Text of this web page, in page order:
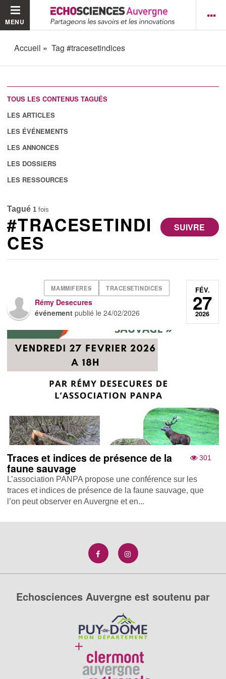
MENU
Accueil Tag #tracesetindices
TOUS LES CONTENUS TAGUÉS
LES ARTICLES
LES ÉVÉNEMENTS
LES ANNONCES
LES DOSSIERS
LES RESSOURCES
Tagué 1 fois
SUIVRE
#TRACESETINDI
CES
MAMMIFERES TRACESETINDICES
Rémy Desecures
événement publié le24/02/2026
FÉV.
27
2026
301
Traces et indices de présence de la
faune sauvage
L’association PANPA propose une conférence sur les
traces et indices de présence de la faune sauvage, que
l’on peut observer en Auvergne et en...
Echosciences Auvergne est soutenu par